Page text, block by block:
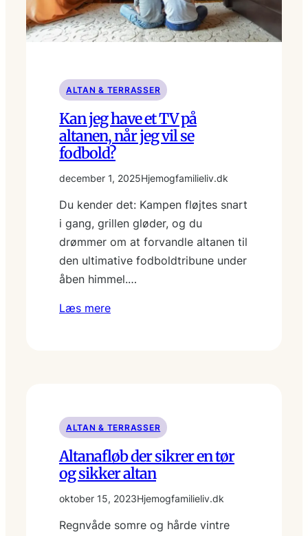
ALTAN & TERRASSER
Kan jeg have et TV på
altanen, når jeg vil se
fodbold?
december 1, 2025Hjemogfamilieliv.dk
Du kender det: Kampen fløjtes snart
i gang, grillen gløder, og du
drømmer om at forvandle altanen til
den ultimative fodboldtribune under
åben himmel.…
Læs mere
ALTAN & TERRASSER
Altanafløb der sikrer en tør
og sikker altan
oktober 15, 2023Hjemogfamilieliv.dk
Regnvåde somre og hårde vintre